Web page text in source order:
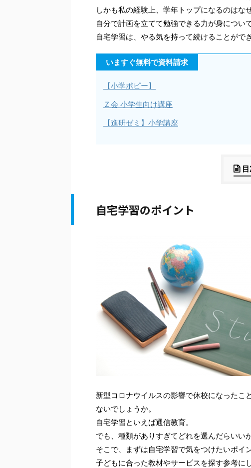
しかも私の経験上、学年トップになるのはな
自分で計画を立てて勉強できる力が身につい
自宅学習は、やる気を持って続けることがで
いますぐ無料で資料請求
【小学ポピー】
Ｚ会 小学生向け講座
【進研ゼミ】小学講座
自宅学習のポイント
新型コロナウイルスの影響で休校になったこ
ないでしょうか。
自宅学習といえば通信教育。
でも、種類がありすぎてどれを選んだらいい
そこで、まずは自宅学習で気をつけたいポイ
子どもに合った教材やサービスを探す参考に